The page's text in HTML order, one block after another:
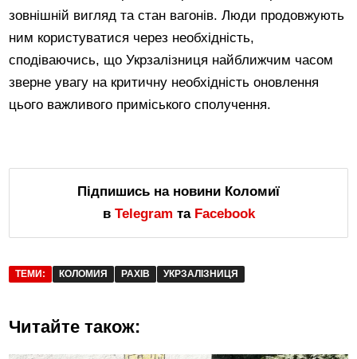
зовнішній вигляд та стан вагонів. Люди продовжують
ним користуватися через необхідність,
сподіваючись, що Укрзалізниця найближчим часом
зверне увагу на критичну необхідність оновлення
цього важливого приміського сполучення.
Підпишись на новини Коломиї
в Telegram та Facebook
ТЕМИ: КОЛОМИЯ РАХІВ УКРЗАЛІЗНИЦЯ
Читайте також: